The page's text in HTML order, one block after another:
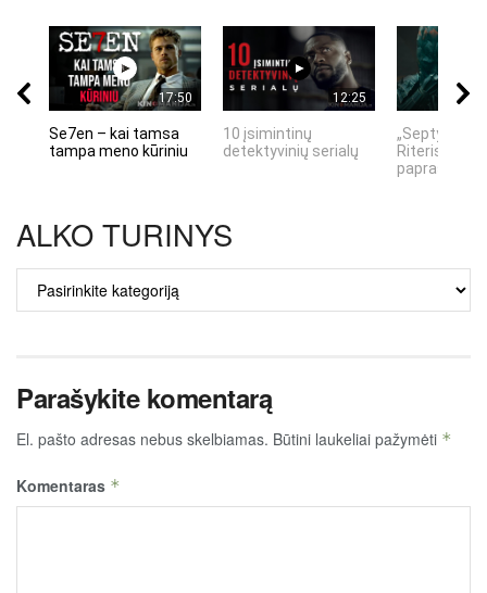
17:50
Se7en – kai tamsa
tampa meno kūriniu
12:25
10 įsimintinų
detektyvinių serialų
„Septynių
Riteris" – kai
ALKO TURINYS
ALKO
TURINYS
Parašykite komentarą
El. pašto adresas nebus skelbiamas. Būtini laukeliai pažymėti *
Komentaras *